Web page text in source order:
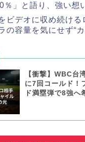
％」と語り、強い想
ビデオに収め続ける
の容量を気にせず“
【衝撃】WBC台
に7回コールド！
ド満塁弾で8強へ